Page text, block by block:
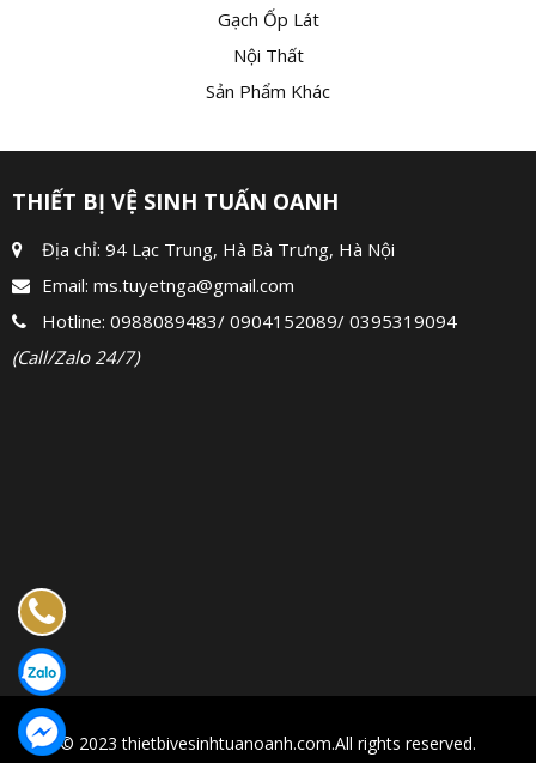
Gạch Ốp Lát
Nội Thất
Sản Phẩm Khác
THIẾT BỊ VỆ SINH TUẤN OANH
Địa chỉ: 94 Lạc Trung, Hà Bà Trưng, Hà Nội
Email: ms.tuyetnga@gmail.com
Hotline: 0988089483/ 0904152089/ 0395319094
(Call/Zalo 24/7)
© 2023 thietbivesinhtuanoanh.com.All rights reserved.